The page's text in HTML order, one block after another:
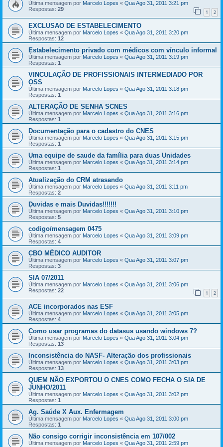
Última mensagem por Marcelo Lopes « Qua Ago 31, 2011 3:21 pm
Respostas: 29 1 2
EXCLUSAO DE ESTABELECIMENTO
Última mensagem por Marcelo Lopes « Qua Ago 31, 2011 3:20 pm
Respostas: 12
Estabelecimento privado com médicos com vínculo informal
Última mensagem por Marcelo Lopes « Qua Ago 31, 2011 3:19 pm
Respostas: 1
VINCULAÇÃO DE PROFISSIONAIS INTERMEDIADO POR
OSS
Última mensagem por Marcelo Lopes « Qua Ago 31, 2011 3:18 pm
Respostas: 1
ALTERAÇÃO DE SENHA SCNES
Última mensagem por Marcelo Lopes « Qua Ago 31, 2011 3:16 pm
Respostas: 1
Documentação para o cadastro do CNES
Última mensagem por Marcelo Lopes « Qua Ago 31, 2011 3:15 pm
Respostas: 1
Uma equipe de saude da família para duas Unidades
Última mensagem por Marcelo Lopes « Qua Ago 31, 2011 3:14 pm
Respostas: 1
Atualização do CRM atrasando
Última mensagem por Marcelo Lopes « Qua Ago 31, 2011 3:11 pm
Respostas: 2
Duvidas e mais Duvidas!!!!!!!
Última mensagem por Marcelo Lopes « Qua Ago 31, 2011 3:10 pm
Respostas: 5
codigo/mensagem 0475
Última mensagem por Marcelo Lopes « Qua Ago 31, 2011 3:09 pm
Respostas: 4
CBO MÉDICO AUDITOR
Última mensagem por Marcelo Lopes « Qua Ago 31, 2011 3:07 pm
Respostas: 3
SIA 07/2011
Última mensagem por Marcelo Lopes « Qua Ago 31, 2011 3:06 pm
Respostas: 22 1 2
ACE incorporados nas ESF
Última mensagem por Marcelo Lopes « Qua Ago 31, 2011 3:05 pm
Respostas: 4
Como usar programas do datasus usando windows 7?
Última mensagem por Marcelo Lopes « Qua Ago 31, 2011 3:04 pm
Respostas: 13
Inconsistência do NASF- Alteração dos profissionais
Última mensagem por Marcelo Lopes « Qua Ago 31, 2011 3:03 pm
Respostas: 13
QUEM NÃO EXPORTOU O CNES COMO FECHA O SIA DE
JUNHO/2011
Última mensagem por Marcelo Lopes « Qua Ago 31, 2011 3:02 pm
Respostas: 1
Ag. Saúde X Aux. Enfermagem
Última mensagem por Marcelo Lopes « Qua Ago 31, 2011 3:00 pm
Respostas: 1
Não consigo corrigir inconsistência em 107/002
Última mensagem por Marcelo Lopes « Qua Ago 31, 2011 2:59 pm